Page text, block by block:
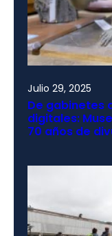
Julio 29, 2025
De gabinetes
digitales:
70 años de